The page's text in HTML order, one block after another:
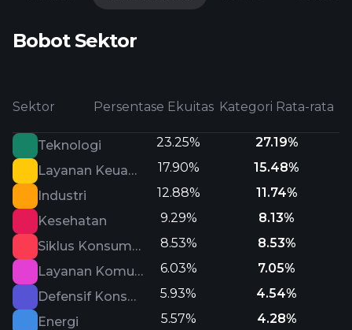
Bobot Sektor
Sektor Persentase Ekuitas Kategori Rata-rata
Teknologi 23.25%
27.19%
Layanan Keuangan
17.90%
15.48%
Industri
12.88%
11.74%
Kesehatan
9.29%
8.13%
Siklus Konsumen
8.53%
8.53%
Layanan Komunikasi
6.03%
7.05%
Defensif Konsumen
5.93%
4.54%
Energi
5.57%
4.28%